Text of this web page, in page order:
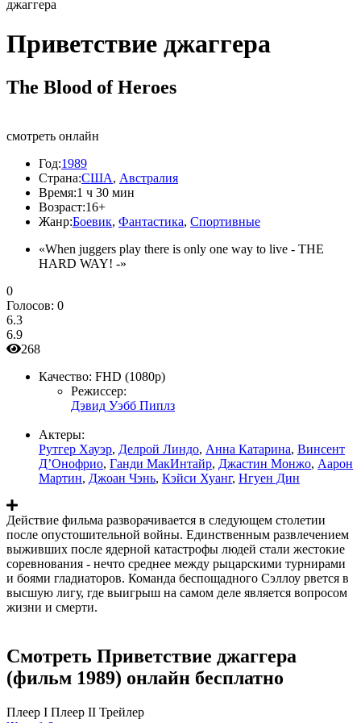
джаггера
Приветствие джаггера
The Blood of Heroes
смотреть онлайн
Год:1989
Страна:США, Австралия
Время:1 ч 30 мин
Возраст:16+
Жанр:Боевик, Фантастика, Спортивные
«When juggers play there is only one way to live - THE
HARD WAY! -»
0
Голосов: 0
6.3
6.9
268
Качество: FHD (1080p)
Режиссер:
Дэвид Уэбб Пиплз
Актеры:
Рутгер Хауэр, Делрой Линдо, Анна Катарина, Винсент
Д’Онофрио, Ганди МакИнтайр, Джастин Монжо, Аарон
Мартин, Джоан Чэнь, Кэйси Хуанг, Нгуен Дин
Действие фильма разворачивается в следующем столетии
после опустошительной войны. Единственным развлечением
выживших после ядерной катастрофы людей стали жестокие
соревнования - нечто среднее между рыцарскими турнирами
и боями гладиаторов. Команда беспощадного Сэллоу рвется в
высшую лигу, где выигрыш на самом деле является вопросом
жизни и смерти.
Смотреть Приветствие джаггера
(фильм 1989) онлайн бесплатно
Плеер I Плеер II Трейлер